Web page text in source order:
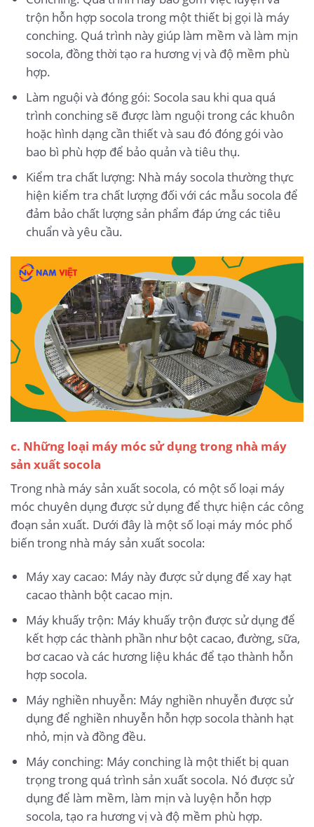
trộn hỗn hợp socola trong một thiết bị gọi là máy
conching. Quá trình này giúp làm mềm và làm mịn
socola, đồng thời tạo ra hương vị và độ mềm phù
hợp.
Làm nguội và đóng gói: Socola sau khi qua quá
trình conching sẽ được làm nguội trong các khuôn
hoặc hình dạng cần thiết và sau đó đóng gói vào
bao bì phù hợp để bảo quản và tiêu thụ.
Kiểm tra chất lượng: Nhà máy socola thường thực
hiện kiểm tra chất lượng đối với các mẫu socola để
đảm bảo chất lượng sản phẩm đáp ứng các tiêu
chuẩn và yêu cầu.
c. Những loại máy móc sử dụng trong nhà máy
sản xuất socola
Trong nhà máy sản xuất socola, có một số loại máy
móc chuyên dụng được sử dụng để thực hiện các công
đoạn sản xuất. Dưới đây là một số loại máy móc phổ
biến trong nhà máy sản xuất socola:
Máy xay cacao: Máy này được sử dụng để xay hạt
cacao thành bột cacao mịn.
Máy khuấy trộn: Máy khuấy trộn được sử dụng để
kết hợp các thành phần như bột cacao, đường, sữa,
bơ cacao và các hương liệu khác để tạo thành hỗn
hợp socola.
Máy nghiền nhuyễn: Máy nghiền nhuyễn được sử
dụng để nghiền nhuyễn hỗn hợp socola thành hạt
nhỏ, mịn và đồng đều.
Máy conching: Máy conching là một thiết bị quan
trọng trong quá trình sản xuất socola. Nó được sử
dụng để làm mềm, làm mịn và luyện hỗn hợp
socola, tạo ra hương vị và độ mềm phù hợp.